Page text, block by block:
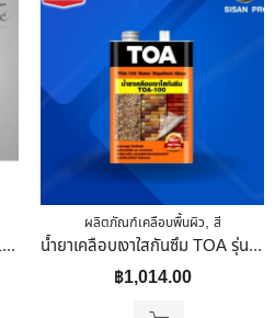
SEFCO สีทาบ้าน สีน้ำอะคริลิคแท้ 100% แม่สี เเดง เบอร์ 116 ใช้สำหรับทาภายนอกและภายใน 3.5 ลิตร
ผลิตภัณฑ์เคลือบพื้นผิว, สี
น้ำยาเคลือบเงาใสกันซึม TOA รุ่น 100 ขนาด 1 แกลลอน สี Gloss
฿1,014.00